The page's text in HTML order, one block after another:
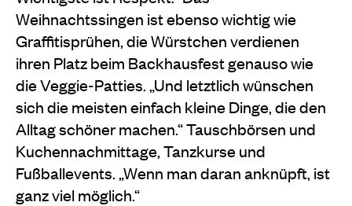
Weihnachtssingen ist ebenso wichtig wie
Graffitisprühen, die Würstchen verdienen
ihren Platz beim Backhausfest genauso wie
die Veggie-Patties. „Und letztlich wünschen
sich die meisten einfach kleine Dinge, die den
Alltag schöner machen.“ Tauschbörsen und
Kuchennachmittage, Tanzkurse und
Fußballevents. „Wenn man daran anknüpft, ist
ganz viel möglich.“